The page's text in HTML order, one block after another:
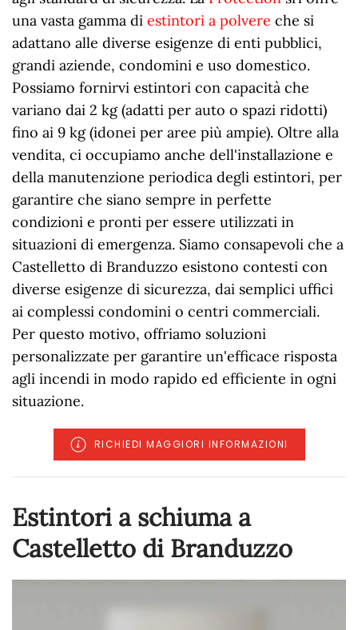
una vasta gamma di estintori a polvere che si
adattano alle diverse esigenze di enti pubblici,
grandi aziende, condomini e uso domestico.
Possiamo fornirvi estintori con capacità che
variano dai 2 kg (adatti per auto o spazi ridotti)
fino ai 9 kg (idonei per aree più ampie). Oltre alla
vendita, ci occupiamo anche dell'installazione e
della manutenzione periodica degli estintori, per
garantire che siano sempre in perfette
condizioni e pronti per essere utilizzati in
situazioni di emergenza. Siamo consapevoli che a
Castelletto di Branduzzo esistono contesti con
diverse esigenze di sicurezza, dai semplici uffici
ai complessi condomini o centri commerciali.
Per questo motivo, offriamo soluzioni
personalizzate per garantire un'efficace risposta
agli incendi in modo rapido ed efficiente in ogni
situazione.
RICHIEDI MAGGIORI INFORMAZIONI
Estintori a schiuma a
Castelletto di Branduzzo